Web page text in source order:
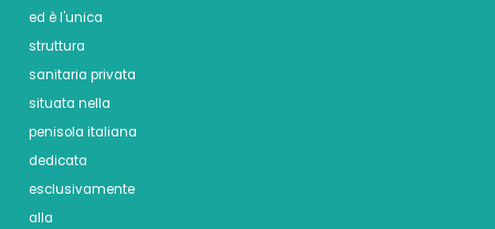
ed è l'unica
struttura
sanitaria privata
situata nella
penisola italiana
dedicata
esclusivamente
alla